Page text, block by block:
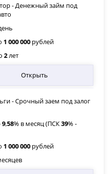
- Денежный займ под
1 000 000 рублей
2лет
Открыть
- Срочный заем под залог
9,58% в месяц (ПСК39% -
1 000 000 рублей